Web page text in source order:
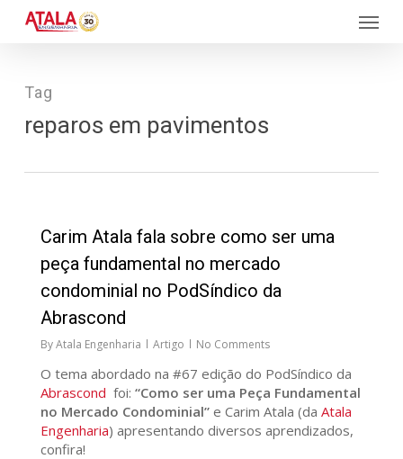
Menu
Tag
reparos em pavimentos
Carim Atala fala sobre como ser uma
peça fundamental no mercado
condominial no PodSíndico da
Abrascond
ByAtala Engenharia Artigo No Comments
O tema abordado na #67 edição do PodSíndico da
Abrascond foi: “Como ser uma Peça Fundamental
no Mercado Condominial”e Carim Atala (da Atala
Engenharia) apresentando diversos aprendizados,
confira!